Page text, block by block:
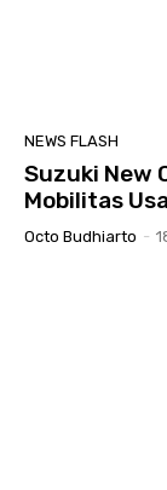
NEWS FLASH
Suzuki New
Mobilitas
Octo Budhiarto -